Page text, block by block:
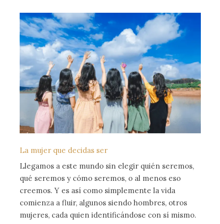
La mujer que decidas ser
Llegamos a este mundo sin elegir quién seremos,
qué seremos y cómo seremos, o al menos eso
creemos. Y es así como simplemente la vida
comienza a fluir, algunos siendo hombres, otros
mujeres, cada quien identificándose con sí mismo.